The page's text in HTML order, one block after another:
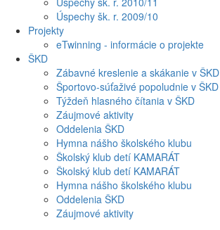
Úspechy šk. r. 2009/10
Projekty
eTwinning - informácie o projekte
ŠKD
Zábavné kreslenie a skákanie v ŠKD
Športovo-súťaživé popoludnie v ŠKD
Týždeň hlasného čítania v ŠKD
Záujmové aktivity
Oddelenia ŠKD
Hymna nášho školského klubu
Školský klub detí KAMARÁT
Školský klub detí KAMARÁT
Hymna nášho školského klubu
Oddelenia ŠKD
Záujmové aktivity